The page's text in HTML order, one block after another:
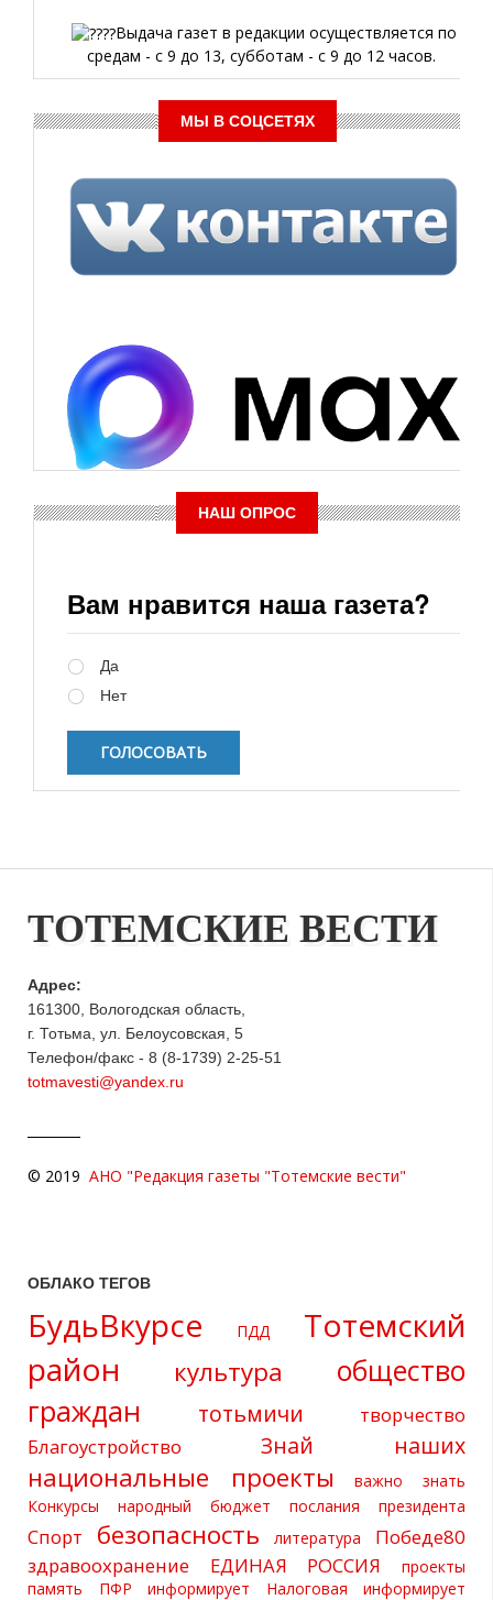
Выдача газет в редакции осуществляется по
средам - с 9 до 13, субботам - с 9 до 12 часов.
МЫ В СОЦСЕТЯХ
НАШ ОПРОС
Вам нравится наша газета?
Да
Нет
ТОТЕМСКИЕ ВЕСТИ
Адрес:
161300, Вологодская область,
г. Тотьма, ул. Белоусовская, 5
Телефон/факс - 8 (8-1739) 2-25-51
totmavesti@yandex.ru
© 2019 АНО "Редакция газеты "Тотемские вести"
ОБЛАКО ТЕГОВ
БудьВкурсе ПДД
Тотемский
район
культура
общество
граждан
тотьмичи
творчество
Благоустройство
Знай наших
национальные проекты
важно знать
Конкурсы
народный бюджет послания президента
Спорт безопасность литература
Победе80
здравоохранение
ЕДИНАЯ РОССИЯ
проекты
память
ПФР информирует Налоговая информирует